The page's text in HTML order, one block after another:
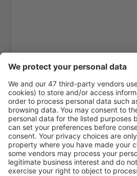
Belfast
Glasgow
Gloucestershire Airport (GLO)
Guernsey Airport (GCI)
Londra
Humberside Airport (HUY)